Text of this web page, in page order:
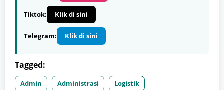
Tiktok: Klik di sini
Telegram: Klik di sini
Tagged:
Admin Administrasi Logistik